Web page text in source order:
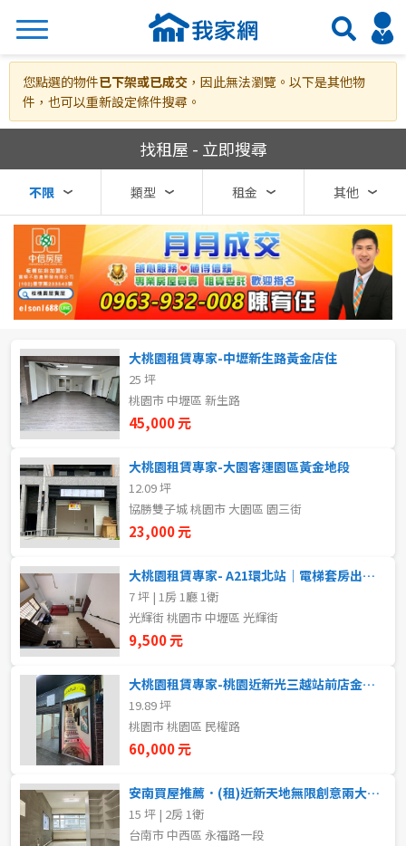
搜尋
縣市
不限
基隆市
新北市
宜蘭縣
桃園市
新竹市
苗栗縣
彰化縣
南投縣
雲林縣
嘉義市
區域
不限
類型(可複選)
不拘 整層住家
雅房 其他住宅 店面 頂讓
辦公 住辦 廠房
坪數
不拘
20~30 坪
您點選的物件已下架或已成交 ，因此無法瀏覽。以下是其他物
件，也可以重新設定條件搜尋。
我家網房屋租賃
找租屋 - 立即搜尋
不限 類型 租金 其他
大桃園租賃專家-中壢新生路黃金店住
25 坪
桃園市 中壢區 新生路
45,000 元
大桃園租賃專家-大園客運園區黃金地段
12.09 坪
協勝雙子城 桃園市 大園區 園三街
23,000 元
大桃園租賃專家- A21環北站｜電梯套房出租｜生活機能王
7 坪 | 1房 1廳 1衛
光輝街 桃園市 中壢區 光輝街
9,500 元
大桃園租賃專家-桃園近新光三越站前店金店面
19.89 坪
桃園市 桃園區 民權路
60,000 元
安南買屋推薦．(租)近新天地無限創意兩大空間
15 坪 | 2房 1衛
台南市 中西區 永福路一段